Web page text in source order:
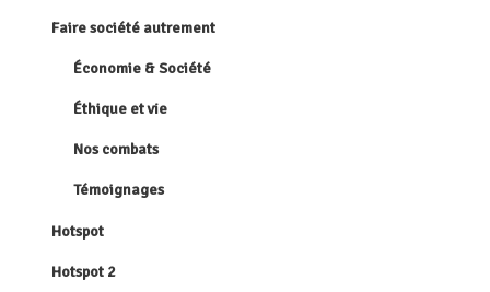
Faire société autrement
Économie & Société
Éthique et vie
Nos combats
Témoignages
Hotspot
Hotspot 2